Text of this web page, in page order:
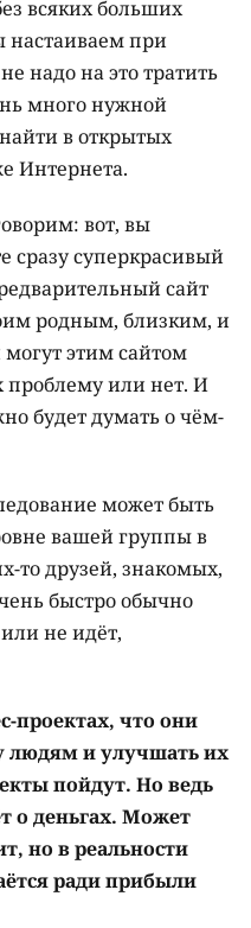
всяких больших
настаиваем при
надо на это тратить
много нужной
в открытых
Интернета.
вот, вы
сразу суперкрасивый
сайт
родным, близким, и
этим сайтом
проблему или нет. И
будет думать о чём-
может быть
вашей группы в
то друзей, знакомых,
быстро обычно
не идёт,
-проектах, что они
людямиулучшатьих
пойдут. Но ведь
о деньгах. Может
но в реальности
радиприбыли